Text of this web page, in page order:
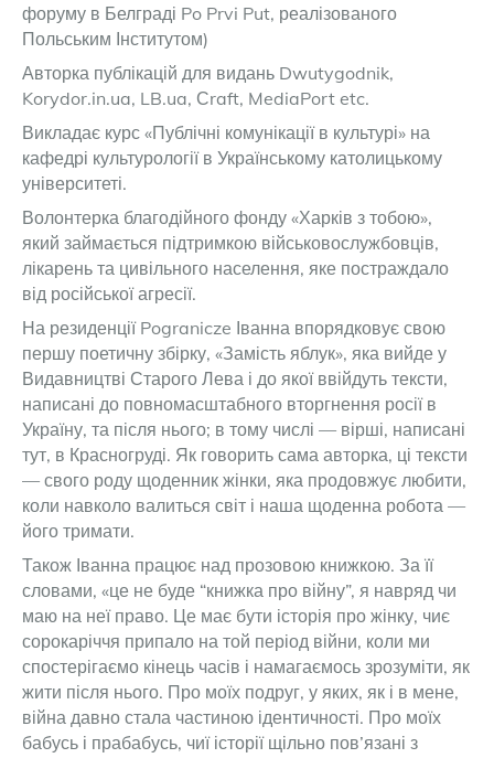
форуму в Белграді Po Prvi Put, реалізованого
Польським Інститутом)
Авторка публікацій для видань Dwutygodnik,
Korydor.in.ua, LB.ua, Сraft, MediaPort etc.
Викладає курс «Публічні комунікації в культурі» на
кафедрі культурології в Українському католицькому
університеті.
Волонтерка благодійного фонду «Харків з тобою»,
який займається підтримкою військовослужбовців,
лікарень та цивільного населення, яке постраждало
від російської агресії.
На резиденції Pogranicze Іванна впорядковує свою
першу поетичну збірку, «Замість яблук», яка вийде у
Видавництві Старого Лева і до якої ввійдуть тексти,
написані до повномасштабного вторгнення росії в
Україну, та після нього; в тому числі — вірші, написані
тут, в Красногруді. Як говорить сама авторка, ці тексти
— свого роду щоденник жінки, яка продовжує любити,
коли навколо валиться світ і наша щоденна робота —
його тримати.
Також Іванна працює над прозовою книжкою. За її
словами, «це не буде “книжка про війну”, я навряд чи
маю на неї право. Це має бути історія про жінку, чиє
сорокаріччя припало на той період війни, коли ми
спостерігаємо кінець часів і намагаємось зрозуміти, як
жити після нього. Про моїх подруг, у яких, як і в мене,
війна давно стала частиною ідентичності. Про моїх
бабусь і прабабусь, чиї історії щільно пов’язані з